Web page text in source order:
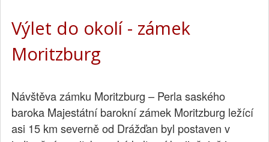
Výlet do okolí - zámek
Moritzburg
Návštěva zámku Moritzburg – Perla saského
baroka Majestátní barokní zámek Moritzburg ležící
asi 15 km severně od Drážďan byl postaven v